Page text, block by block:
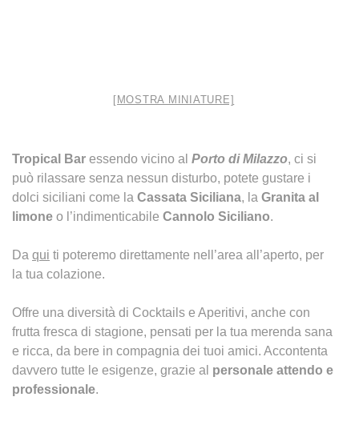
[MOSTRA MINIATURE]
Tropical Bar essendo vicino al Porto di Milazzo, ci si
può rilassare senza nessun disturbo, potete gustare i
dolci siciliani come la Cassata Siciliana, la Granita al
limone o l’indimenticabile Cannolo Siciliano.
Da qui ti poteremo direttamente nell’area all’aperto, per
la tua colazione.
Offre una diversità di Cocktails e Aperitivi, anche con
frutta fresca di stagione, pensati per la tua merenda sana
e ricca, da bere in compagnia dei tuoi amici. Accontenta
davvero tutte le esigenze, grazie al personale attendo e
professionale.